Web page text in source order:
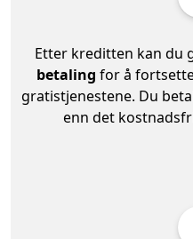
Etter kreditten kan du
betaling for å
gratistjenestene. Du
enn det